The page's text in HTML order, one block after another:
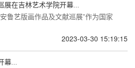
展在吉林艺术学院开幕...
鲁艺版画作品及文献巡展”作为国家
2023-03-30 15:19:15
幕...